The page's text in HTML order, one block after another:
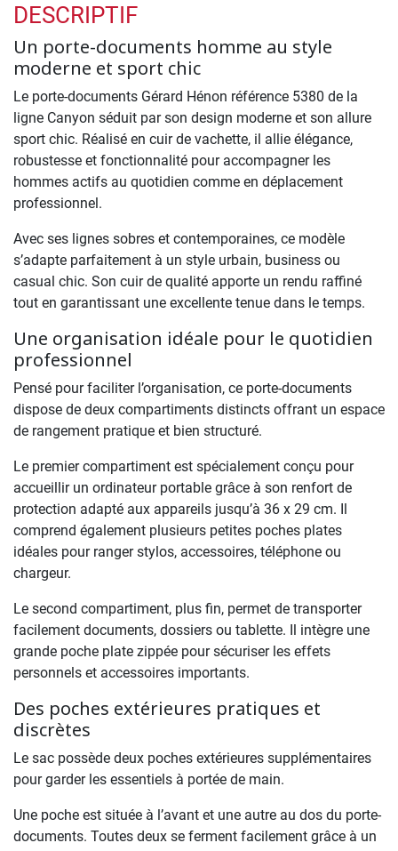
DESCRIPTIF
Un porte-documents homme au style
moderne et sport chic
Le porte-documents Gérard Hénon référence 5380 de la
ligne Canyon séduit par son design moderne et son allure
sport chic. Réalisé en cuir de vachette, il allie élégance,
robustesse et fonctionnalité pour accompagner les
hommes actifs au quotidien comme en déplacement
professionnel.
Avec ses lignes sobres et contemporaines, ce modèle
s’adapte parfaitement à un style urbain, business ou
casual chic. Son cuir de qualité apporte un rendu raffiné
tout en garantissant une excellente tenue dans le temps.
Une organisation idéale pour le quotidien
professionnel
Pensé pour faciliter l’organisation, ce porte-documents
dispose de deux compartiments distincts offrant un espace
de rangement pratique et bien structuré.
Le premier compartiment est spécialement conçu pour
accueillir un ordinateur portable grâce à son renfort de
protection adapté aux appareils jusqu’à 36 x 29 cm. Il
comprend également plusieurs petites poches plates
idéales pour ranger stylos, accessoires, téléphone ou
chargeur.
Le second compartiment, plus fin, permet de transporter
facilement documents, dossiers ou tablette. Il intègre une
grande poche plate zippée pour sécuriser les effets
personnels et accessoires importants.
Des poches extérieures pratiques et
discrètes
Le sac possède deux poches extérieures supplémentaires
pour garder les essentiels à portée de main.
Une poche est située à l’avant et une autre au dos du porte-
documents. Toutes deux se ferment facilement grâce à un